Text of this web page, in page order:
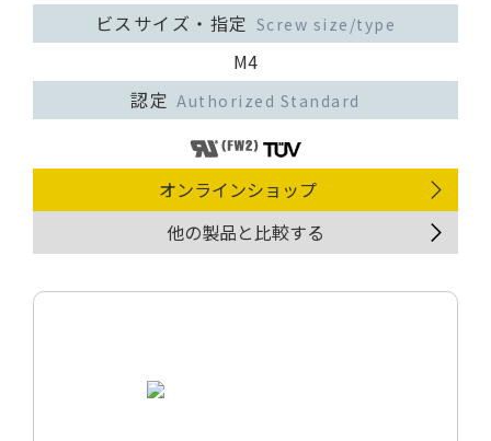
ビスサイズ・指定 Screw size/type
M4
認定 Authorized Standard
オンラインショップ
他の製品と比較する